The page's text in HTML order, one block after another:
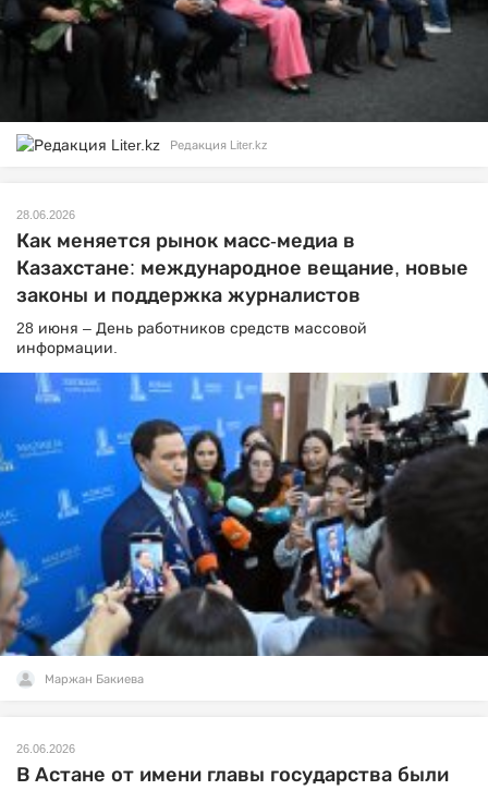
Редакция Liter.kz
28.06.2026
Как меняется рынок масс-медиа в
Казахстане: международное вещание, новые
законы и поддержка журналистов
28 июня – День работников средств массовой
информации.
Маржан Бакиева
26.06.2026
В Астане от имени главы государства были